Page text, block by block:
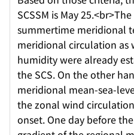
SCSSM is May
summertime meridional
meridional circulation as
humidity were already
the SCS. On the other
meridional mean-sea-
the zonal wind
onset. One day before